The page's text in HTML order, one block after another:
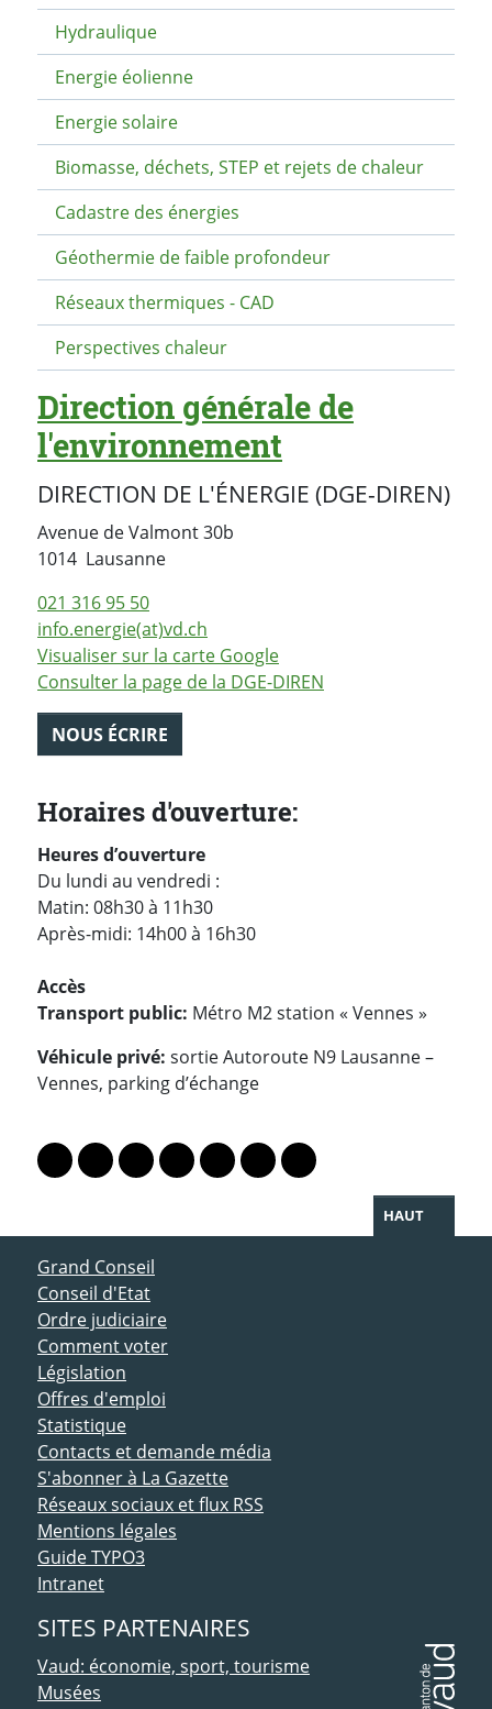
Hydraulique
Energie éolienne
Energie solaire
Biomasse, déchets, STEP et rejets de chaleur
Cadastre des énergies
Géothermie de faible profondeur
Réseaux thermiques - CAD
Perspectives chaleur
Direction générale de
l'environnement
DIRECTION DE L'ÉNERGIE (DGE-DIREN)
Avenue de Valmont 30b
1014 LausanneSuisse
021 316 95 50
info.energie(at)vd.ch
Visualiser sur la carte Google
Consulter la page de la DGE-DIREN
NOUS ÉCRIRE
Horaires d'ouverture:
Heures d’ouverture
Du lundi au vendredi :
Matin: 08h30 à 11h30
Après-midi: 14h00 à 16h30
Accès
Transport public: Métro M2 station « Vennes »
Véhicule privé: sortie Autoroute N9 Lausanne –
Vennes, parking d’échange
Lien vers le profil Mastodon
Lien vers le profil Bluesky
Lien vers le profil Instagram
Lien vers le profil Linkedin
Lien vers le profil Facebook
Lien vers le profil Twitter
Partager par WhatsApp
HAUT
ACCÈS DIRECT
Grand Conseil
Conseil d'Etat
Ordre judiciaire
Comment voter
Législation
Offres d'emploi
Statistique
Contacts et demande média
S'abonner à La Gazette
Réseaux sociaux et flux RSS
Mentions légales
Guide TYPO3
Intranet
SITES PARTENAIRES
Vaud: économie, sport, tourisme
Musées